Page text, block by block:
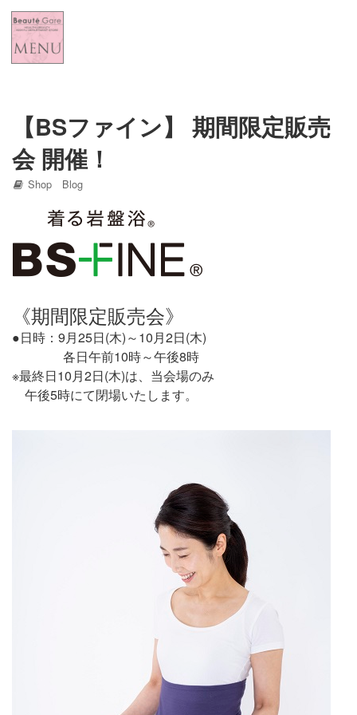
Home
New Item
Shop Blog
Concept
【BSファイン】 期間限定販売
会 開催！
Shop Blog
《期間限定販売会》
●日時：9月25日(木)～10月2日(木)
各日午前10時～午後8時
※最終日10月2日(木)は、当会場のみ
午後5時にて閉場いたします。